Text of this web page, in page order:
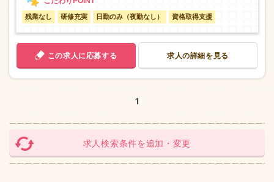
残業なし 研修充実 日勤のみ（夜勤なし） 資格取得支援
この求人に応募する 求人の詳細を見る
1
求人検索条件を追加・変更